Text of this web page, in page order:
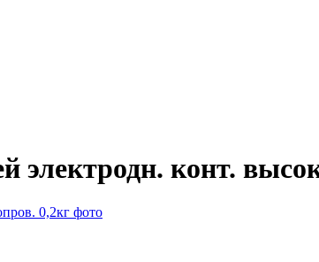
конт.